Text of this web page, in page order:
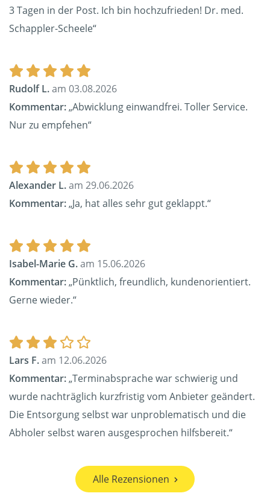
3 Tagen in der Post. Ich bin hochzufrieden! Dr. med.
Schappler-Scheele“
Rudolf L.am 03.08.2026
Kommentar:„Abwicklung einwandfrei. Toller Service.
Nur zu empfehen“
Alexander L.am 29.06.2026
Kommentar:„Ja, hat alles sehr gut geklappt.“
Isabel-Marie G.am 15.06.2026
Kommentar:„Pünktlich, freundlich, kundenorientiert.
Gerne wieder.“
Lars F.am 12.06.2026
Kommentar:„Terminabsprache war schwierig und
wurde nachträglich kurzfristig vom Anbieter geändert.
Die Entsorgung selbst war unproblematisch und die
Abholer selbst waren ausgesprochen hilfsbereit.“
Alle Rezensionen